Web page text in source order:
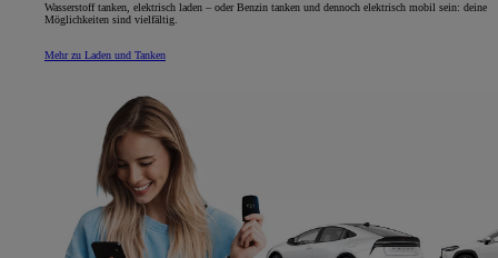
Wasserstoff tanken, elektrisch laden – oder Benzin tanken und dennoch elektrisch mobil sein: deine
Möglichkeiten sind vielfältig.
Mehr zu Laden und Tanken